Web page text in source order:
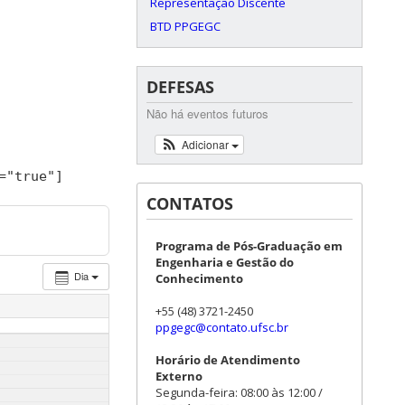
"true" ]
Dia
BTD PPGEGC
DEFESAS
Não há eventos futuros
Adicionar
CONTATOS
Programa de Pós-Graduação em
Engenharia e Gestão do
Conhecimento
+55 (48) 3721-2450
ppgegc@contato.ufsc.br
Horário de Atendimento
Externo
Segunda-feira: 08:00 às 12:00 /